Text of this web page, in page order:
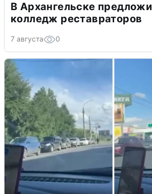
В Архангельске
колледж реставраторов
7 августа 0